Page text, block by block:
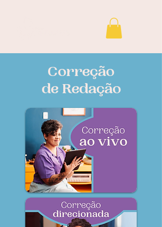
Correção
de Redação